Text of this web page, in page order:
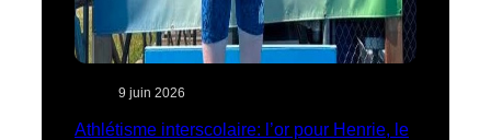
9 juin 2026
Athlétisme interscolaire: l’or pour Henrie, le